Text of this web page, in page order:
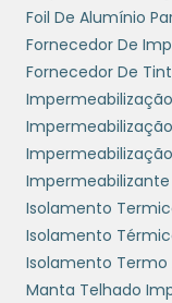
Uma
problemas
bolor,
Portanto,
é tão
materiais.
benefícios
satisfação
operacional